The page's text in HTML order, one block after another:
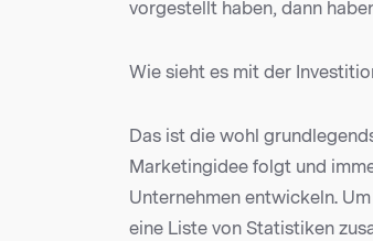
vorgestellt haben, dann
Wie sieht es mit der
Das ist die wohl
Marketingidee folgt und
Unternehmen entwickeln.
eine Liste von Statistiken